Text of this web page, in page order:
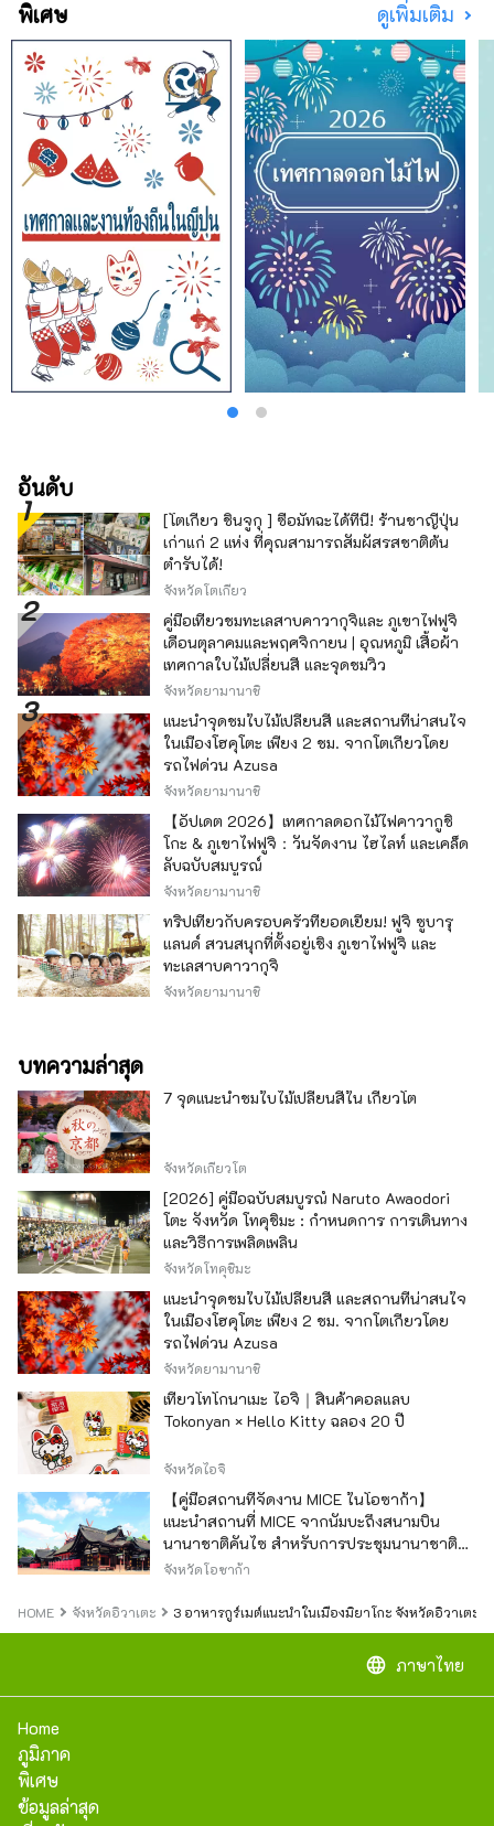
ความสะดวกด้านนิทานพื้นบ้าน คุณสามารถเดิน
พร้อมไกด์และสัมผัสประวัติศาสตร์แห่งการฟื้นฟู
[สถานที่โด่งดังทางภาคเหนือ] คิตะยามะซากิ
หน้าผาสูง 200 เมตรในหมู่บ้านทาโนะฮาตะ ถ้ำริ
วเซ็นโดะ หนึ่งในสามถ้ำหินปูนที่ใหญ่ที่สุดในญี่ปุ่น
ในเมืองอิวาอิซูมิ และโจโดกะ ชายฝั่งหินสีขาว
บริสุทธิ์ที่กล่าวกันว่าเปรียบเสมือนดินแดนบริสุทธิ์
ในเมืองมิยาโกะ เมืองยามาดะมีทิวทัศน์อันงดงาม
รวมถึงโอชิมะ (ที่รู้จักกันทั่วไปในชื่อเกาะ
ฮอลแลนด์) และโคชิมะ (เกาะเล็กๆ) ที่ลอยอยู่ใน
อ่าวอันเงียบสงบ รถไฟซันริกุเป็นวิธีที่สมบูรณ์แบบ
ในการเพลิดเพลินไปกับบริเวณนี้ คุณสามารถนั่ง
รถไฟท้องถิ่นสบายๆ และเพลิดเพลินกับทิวทัศน์
จากหน้าต่างรถไฟ [สถานที่โด่งดังในชูบุ] เมืองโอ
สึจิเป็นที่ตั้งของเกาะโฮไรซึ่งชาวเมืองได้รับฉายา
ว่า "เกาะน้ำเต้า" และเมืองคามาอิชิเป็นที่ตั้งของ
เหมืองเหล็กฮาชิโนะ ซึ่งเป็นเตาถลุงเหล็กสไตล์
ตะวันตกที่เก่าแก่ที่สุดในญี่ปุ่น และได้รับการจด
ทะเบียนเป็นมรดกโลก ทั้งทะเลและภูเขา นอกจาก
มี ``ชายฝั่งโกอิชิ'' ที่คุณสามารถเพลิดเพลินกับ
ทิวทัศน์ที่หลากหลายของแนวชายฝั่งเรีย เมืองริคุ
เซนทากาตะมี ``พิพิธภัณฑ์ประวัติศาสตร์สึนามิ
แผ่นดินไหวครั้งใหญ่ทางตะวันออกของญี่ปุ่น'' ซึ่ง
เผยแพร่ข้อเท็จจริงและบทเรียนเกี่ยวกับความเสีย
หายจากสึนามิ และสุมิตะ เมืองนี้มีสถานที่ที่ใหญ่
ที่สุดแห่งหนึ่งในญี่ปุ่น มีหลายจุดที่คุณสามารถ
สัมผัสธรรมชาติและวัฒนธรรมที่เป็นเอกลักษณ์
ของพื้นที่นี้ได้ เช่น ถ้ำทาคิคัง ถ้ำหินปูนที่มีน้ำตก
อยู่ภายในถ้ำ เป็นภูมิภาคที่คุณสามารถเพลิดเพลิน
กับพรแห่งธรรมชาติอันยิ่งใหญ่ ในขณะเดียวกันก็
เรียนรู้ภูมิปัญญาและบทเรียนของการอยู่ร่วมกับ
ภัยคุกคามของธรรมชาติ เราหวังว่าจะได้พบคุณที่
นั่น
พิเศษ ดูเพิ่มเติม
อันดับ
[โตเกียว ชินจูกุ ] ซื้อมัทฉะได้ที่นี่! ร้านชาญี่ปุ่น
เก่าแก่ 2 แห่ง ที่คุณสามารถสัมผัสรสชาติต้น
ตำรับได้!
จังหวัดโตเกียว
คู่มือเที่ยวชมทะเลสาบคาวากุจิและ ภูเขาไฟฟูจิ
เดือนตุลาคมและพฤศจิกายน | อุณหภูมิ เสื้อผ้า
เทศกาลใบไม้เปลี่ยนสี และจุดชมวิว
จังหวัดยามานาชิ
แนะนำจุดชมใบไม้เปลี่ยนสี และสถานที่น่าสนใจ
ในเมืองโฮคุโตะ เพียง 2 ชม. จากโตเกียวโดย
รถไฟด่วน Azusa
จังหวัดยามานาชิ
【อัปเดต 2026】เทศกาลดอกไม้ไฟคาวากูชิ
โกะ & ภูเขาไฟฟูจิ：วันจัดงาน ไฮไลท์ และเคล็ด
ลับฉบับสมบูรณ์
จังหวัดยามานาชิ
ทริปเที่ยวกับครอบครัวที่ยอดเยี่ยม! ฟูจิ ซูบารุ
แลนด์ สวนสนุกที่ตั้งอยู่เชิง ภูเขาไฟฟูจิ และ
ทะเลสาบคาวากุจิ
จังหวัดยามานาชิ
บทความล่าสุด
7 จุดแนะนำชมใบไม้เปลี่ยนสีใน เกียวโต
จังหวัดเกียวโต
[2026] คู่มือฉบับสมบูรณ์ Naruto Awaodori
โตะ จังหวัด โทคุชิมะ : กำหนดการ การเดินทาง
และวิธีการเพลิดเพลิน
จังหวัดโทคุชิมะ
แนะนำจุดชมใบไม้เปลี่ยนสี และสถานที่น่าสนใจ
ในเมืองโฮคุโตะ เพียง 2 ชม. จากโตเกียวโดย
รถไฟด่วน Azusa
จังหวัดยามานาชิ
เที่ยวโทโกนาเมะ ไอจิ｜สินค้าคอลแลบ
Tokonyan × Hello Kitty ฉลอง 20 ปี
จังหวัดไอจิ
【คู่มือสถานที่จัดงาน MICE ในโอซาก้า】
แนะนำสถานที่ MICE จากนัมบะถึงสนามบิน
นานาชาติคันไซ สำหรับการประชุมนานาชาติ
และกิจกรรมองค์กร
จังหวัดโอซาก้า
HOME จังหวัดอิวาเตะ 3 อาหารกูร์เมต์แนะนำในเมืองมิยาโกะ จังหวัดอิวาเตะ!
language ภาษาไทย
Home
ภูมิภาค
พิเศษ
ข้อมูลล่าสุด